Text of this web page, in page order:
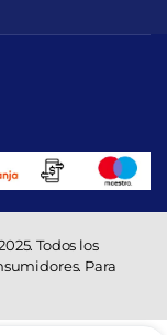
Todos los
Para